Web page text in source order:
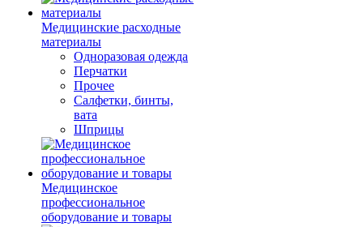
Медицинские расходные
материалы
Одноразовая одежда
Перчатки
Прочее
Салфетки, бинты,
вата
Шприцы
Медицинское
профессиональное
оборудование и товары